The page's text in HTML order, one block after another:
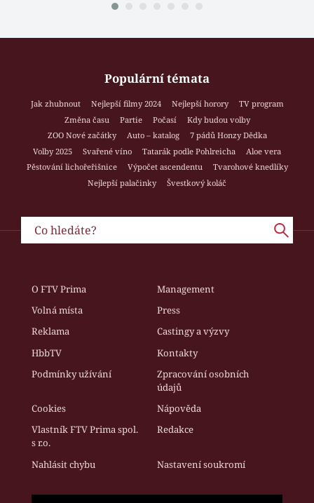
Populární témata
Jak zhubnout Nejlepší filmy 2024 Nejlepší horory
TV program
Změna času
Partie Počasí
Kdy budou volby
ZOO Nové začátky
Auto – katalog
7 pádů Honzy Dědka
Volby 2025
Svařené víno Tatarák podle Pohlreicha
Aloe vera
Pěstování lichořeřišnice
Výpočet ascendentu
Tvarohové knedlíky
Nejlepší palačinky
Švestkový koláč
O FTV Prima
Management
Volná místa
Press
Reklama
Castingy a výzvy
HbbTV
Kontakty
Podmínky užívání
Zpracování osobních
údajů
Cookies
Nápověda
Vlastník FTV Prima spol.
s r.o.
Redakce
Nahlásit chybu Nastavení soukromí